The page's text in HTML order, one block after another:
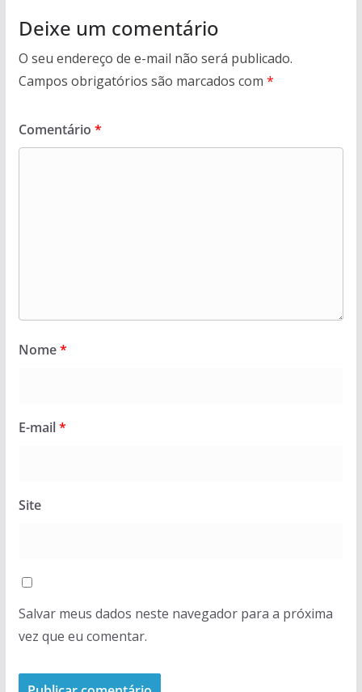
Deixe um comentário
O seu endereço de e-mail não será publicado.
Campos obrigatórios são marcados com *
Comentário *
Nome*
E-mail*
Site
Salvar meus dados neste navegador para a próxima
vez que eu comentar.